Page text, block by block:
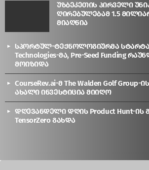
უზბეკეთის პირველი
ღირებულებამ 1.5
მიაღწია
სპორტულ-ტექნოლოგიურმა
Technologies-მა, Pre-Seed Funding
მოიზიდა
CourseRev.ai-მ The Walden Golf Group-
ახალი ინვესტიცია მიიღო
დღევანდელი დღის Product Hunt-ის
TensorZero გახდა